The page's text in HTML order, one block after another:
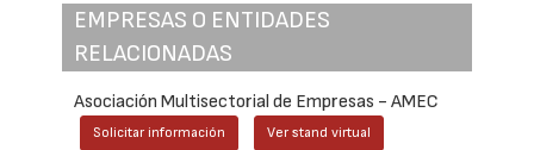
EMPRESAS O ENTIDADES
RELACIONADAS
Asociación Multisectorial de Empresas - AMEC
Solicitar información Ver stand virtual